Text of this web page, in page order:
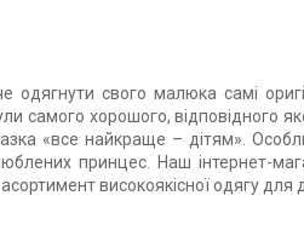
одягнути свого малюка самі
самого хорошого, відповідного
«все найкраще – дітям».
принцес. Наш інтернет-
високоякісної одягу для